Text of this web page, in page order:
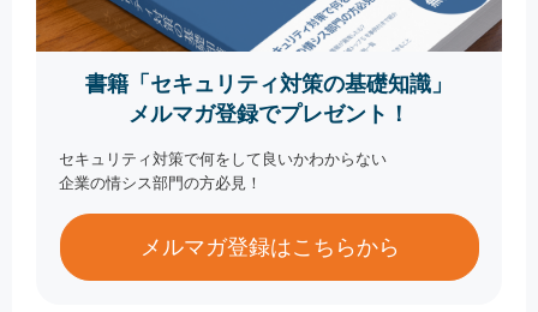
書籍「セキュリティ対策の基礎知識」
メルマガ登録でプレゼント！
セキュリティ対策で何をして良いかわからない
企業の情シス部門の方必見！
メルマガ登録はこちらから